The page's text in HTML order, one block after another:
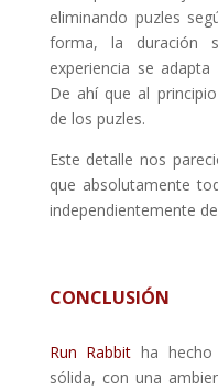
eliminando puzles
forma, la duración
experiencia se
De ahí que al
de los puzles.
Este detalle nos
que absolutamente
independientemente
CONCLUSIÓN
Run Rabbit ha
sólida, con una